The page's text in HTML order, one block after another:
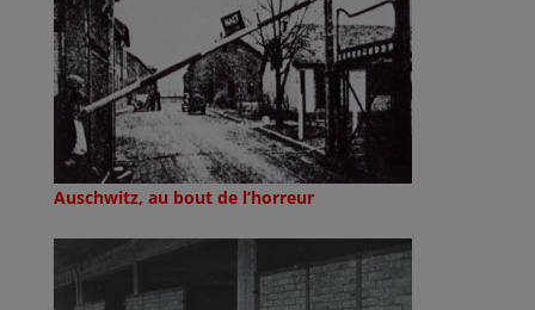
Auschwitz, au bout de l’horreur